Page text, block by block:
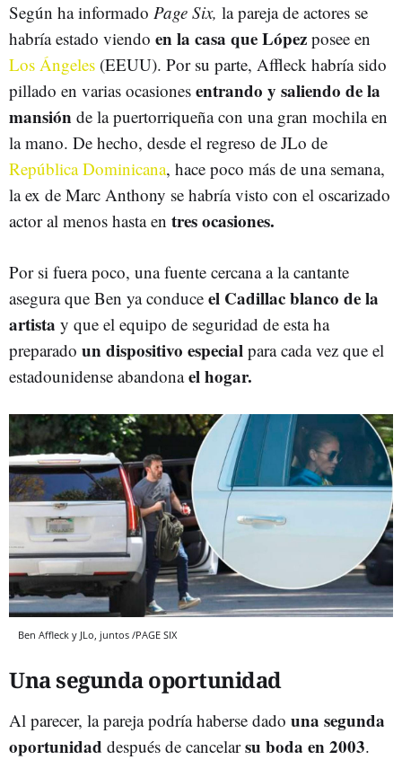
Según ha informado Page Six, la pareja de actores se
habría estado viendo en la casa que López posee en
Los Ángeles (EEUU). Por su parte, Affleck habría sido
pillado en varias ocasiones entrando y saliendo de la
mansión de la puertorriqueña con una gran mochila en
la mano. De hecho, desde el regreso de JLo de
República Dominicana, hace poco más de una semana,
la ex de Marc Anthony se habría visto con el oscarizado
actor al menos hasta en tres ocasiones.
Por si fuera poco, una fuente cercana a la cantante
asegura que Ben ya conduce el Cadillac blanco de la
artista y que el equipo de seguridad de esta ha
preparado un dispositivo especial para cada vez que el
estadounidense abandonael hogar.
Ben Affleck y JLo, juntos /PAGE SIX
Una segunda oportunidad
Al parecer, la pareja podría haberse dado una segunda
oportunidad después de cancelarsu boda en 2003.